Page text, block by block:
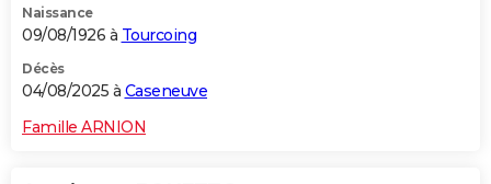
Destinations
City break
Voyage nature
Voyage de noces
Forum
Climat
+PHOTO
GUIDES D'ACHAT
Naissance
09/08/1926 à Tourcoing
Décès
04/08/2025 à Caseneuve
Famille ARNION